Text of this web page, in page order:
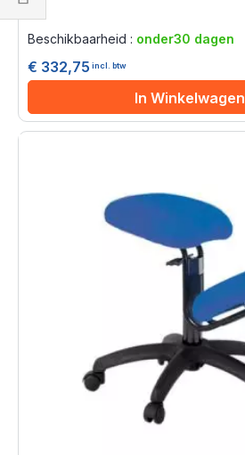
Rating:
Beschikbaarheid : onder30 dagen
€ 332,75 incl. btw
In Winkelwagen
Filteren